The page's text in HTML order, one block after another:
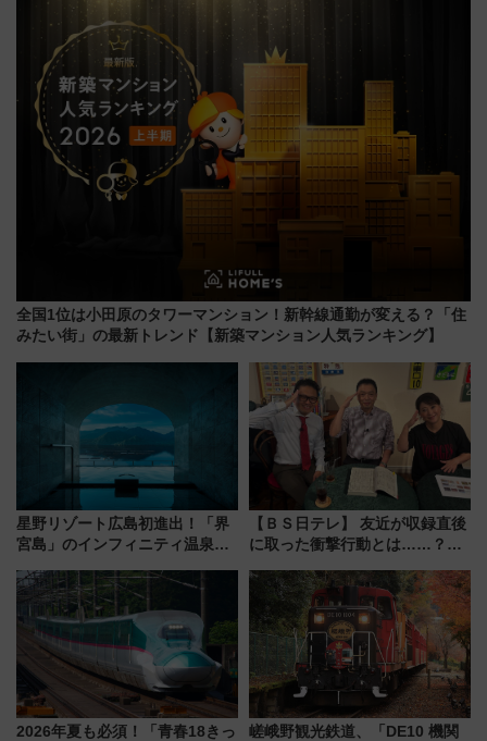
ホテル情報まとめ
会の日程・アクセス・観覧席ま
とめ（石川県）
全国1位は小田原のタワーマンション！新幹線通勤が変える？「住
みたい街」の最新トレンド【新築マンション人気ランキング】
星野リゾート広島初進出！「界
宮島」のインフィニティ温泉と
宿泊料金・アクセスは？（2026
年7月23日開業）
【ＢＳ日テレ】 友近が収録直後
に取った衝撃行動とは……？
で極上の夏祭り鉄道旅を放送
2026年夏も必須！「青春18きっ
嵯峨野観光鉄道、「DE10 機関